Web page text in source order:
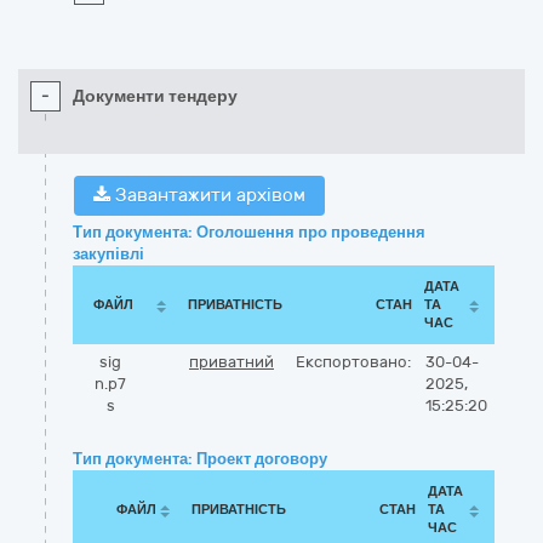
- Документи тендеру
Завантажити архівом
Тип документа: Оголошення про проведення
закупівлі
ФАЙЛ ПРИВАТНІСТЬ СТАН
ДАТА
ТА
ЧАС
sig
n.p7
s
приватний Експортовано:
30-04-
2025,
15:25:20
Тип документа: Проект договору
ФАЙЛ ПРИВАТНІСТЬ СТАН
ДАТА
ТА
ЧАС